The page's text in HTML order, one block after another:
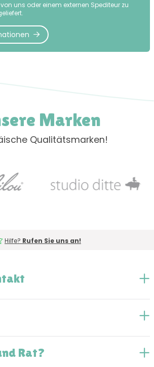
uns oder einem externen Spediteur zu
Marken
Qualitätsmarken!
Hilfe? Rufen Sie uns an!
Rat?